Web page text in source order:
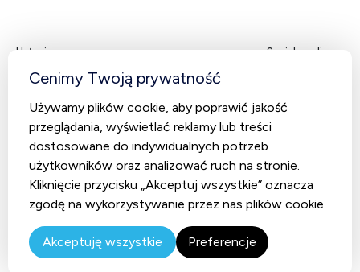
Usługi
Contact Center
CludoCRM
Telekomunikacja
AI Studio – Sztuczna inteligencja
Social media
prywatności
Realizacja ProstaLinia
Cenimy Twoją prywatność
Używamy plików cookie, aby poprawić jakość
przeglądania, wyświetlać reklamy lub treści
dostosowane do indywidualnych potrzeb
użytkowników oraz analizować ruch na stronie.
Kliknięcie przycisku „Akceptuj wszystkie” oznacza
zgodę na wykorzystywanie przez nas plików cookie.
Akceptuję wszystkie Preferencje